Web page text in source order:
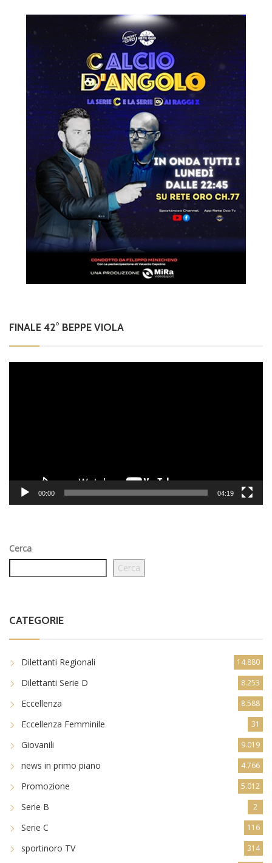
FINALE 42° BEPPE VIOLA
00:00 04:19
Cerca
Cerca
CATEGORIE
Dilettanti Regionali 14.880
Dilettanti Serie D 8.253
Eccellenza 8.588
Eccellenza Femminile 31
Giovanili 9.019
news in primo piano 4.766
Promozione 5.012
Serie B 2
Serie C 116
sportinoro TV 314